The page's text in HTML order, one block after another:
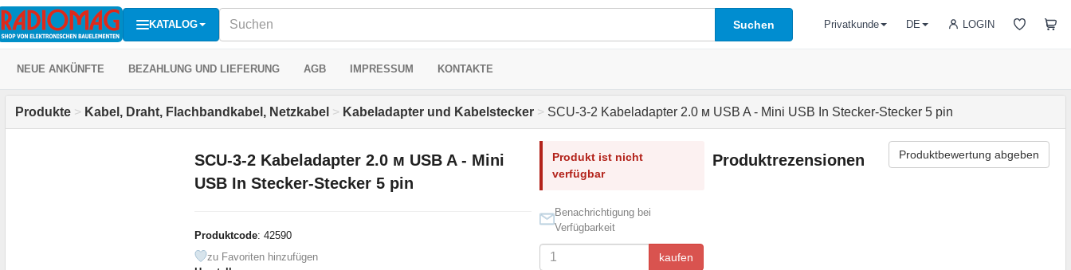
KATALOG Suchen LOGIN
Privatkunde DE
NEUE ANKÜNFTE BEZAHLUNG UND LIEFERUNG AGB IMPRESSUM KONTAKTE
Produkte > Kabel, Draht, Flachbandkabel, Netzkabel > Kabeladapter und Kabelstecker > SCU-3-2 Kabeladapter 2.0 м USB A - Mini USB In Stecker-Stecker 5 pin
SCU-3-2 Kabeladapter 2.0 м USB A - Mini
USB In Stecker-Stecker 5 pin
Produktcode: 42590
zu Favoriten hinzufügen
Produkt ist nicht
verfügbar
Benachrichtigung bei
Verfügbarkeit
kaufen
Produktrezensionen Produktbewertung abgeben